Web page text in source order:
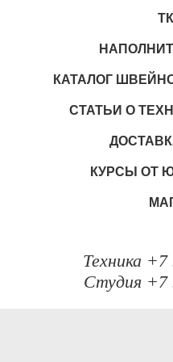
КАТАЛОГ
СТАТЬИ О
КУРСЫ ОТ
Техника
Студия +7